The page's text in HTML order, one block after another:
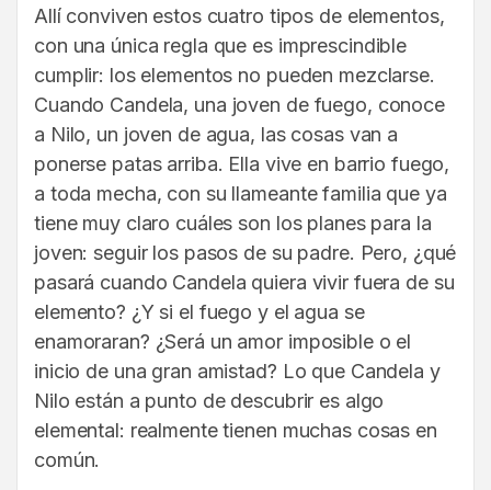
Allí conviven estos cuatro tipos de elementos,
con una única regla que es imprescindible
cumplir: los elementos no pueden mezclarse.
Cuando Candela, una joven de fuego, conoce
a Nilo, un joven de agua, las cosas van a
ponerse patas arriba. Ella vive en barrio fuego,
a toda mecha, con su llameante familia que ya
tiene muy claro cuáles son los planes para la
joven: seguir los pasos de su padre. Pero, ¿qué
pasará cuando Candela quiera vivir fuera de su
elemento? ¿Y si el fuego y el agua se
enamoraran? ¿Será un amor imposible o el
inicio de una gran amistad? Lo que Candela y
Nilo están a punto de descubrir es algo
elemental: realmente tienen muchas cosas en
común.